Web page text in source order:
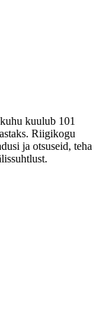
kuulub 101
Riigikogu
ja otsuseid, teha